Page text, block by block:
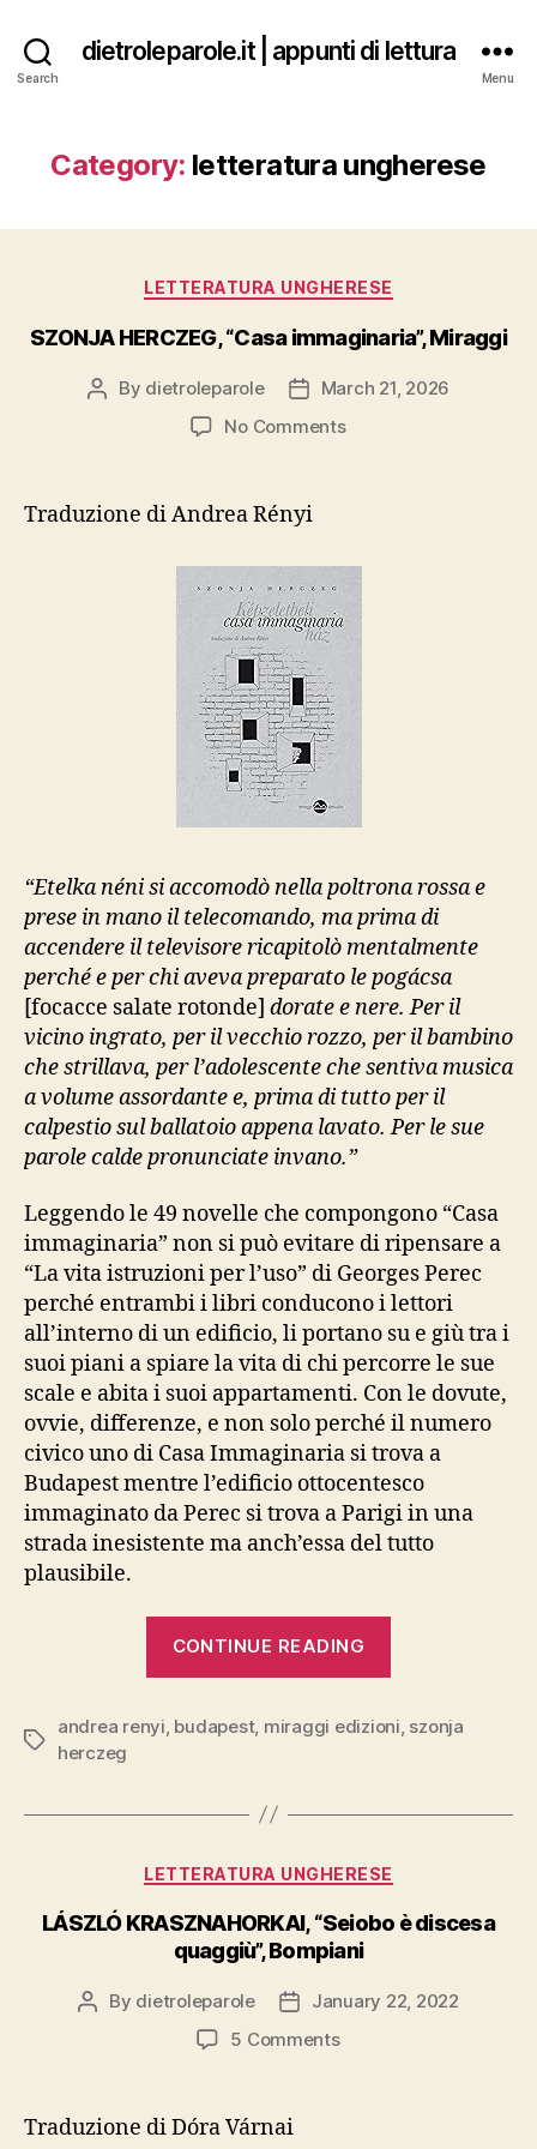
Search
dietroleparole.it | appunti di lettura
Menu
Category: letteratura ungherese
Categories
LETTERATURA UNGHERESE
SZONJA HERCZEG, “Casa immaginaria”, Miraggi
Post
By dietroleparole
PostMarch 21, 2026
No Commentson
Traduzione di Andrea Rényi
“Etelka néni si accomodò nella poltrona rossa e
prese in mano il telecomando, ma prima di
accendere il televisore ricapitolò mentalmente
perché e per chi aveva preparato le pogácsa
[focacce salate rotonde] dorate e nere. Per il
vicino ingrato, per il vecchio rozzo, per il bambino
che strillava, per l’adolescente che sentiva musica
a volume assordante e, prima di tutto per il
calpestio sul ballatoio appena lavato. Per le sue
parole calde pronunciate invano.”
Leggendo le 49 novelle che compongono “Casa
immaginaria” non si può evitare di ripensare a
“La vita istruzioni per l’uso” di Georges Perec
perché entrambi i libri conducono i lettori
all’interno di un edificio, li portano su e giù tra i
suoi piani a spiare la vita di chi percorre le sue
scale e abita i suoi appartamenti. Con le dovute,
ovvie, differenze, e non solo perché il numero
civico uno di Casa Immaginaria si trova a
Budapest mentre l’edificio ottocentesco
immaginato da Perec si trova a Parigi in una
strada inesistente ma anch’essa del tutto
plausibile.
CONTINUE READING
Tags
andrea renyi budapest, miraggi edizioni szonja
herczeg
Categories
LETTERATURA UNGHERESE
LÁSZLÓ KRASZNAHORKAI, “Seiobo è discesa
quaggiù”, Bompiani
Post
By dietroleparole
Post
date
January 22, 2022
5 Commentson
Traduzione di Dóra Várnai